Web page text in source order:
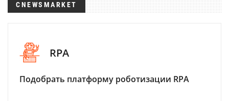
CNEWSMARKET
RPA
Подобрать платформу роботизации RPA